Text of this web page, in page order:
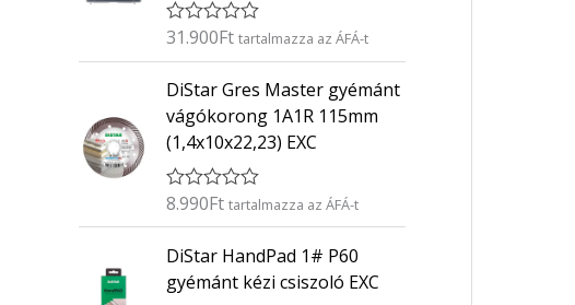
s
:
0
/
5
É
é
e
l
s
:
0
/
5
31.900Ft tartalmazza az ÁFÁ-t
DiStar Gres Master gyémánt
vágókorong 1A1R 115mm
(1,4x10x22,23) EXC
É
é
e
8.990Ft tartalmazza az ÁFÁ-t
DiStar HandPad 1# P60
gyémánt kézi csiszoló EXC